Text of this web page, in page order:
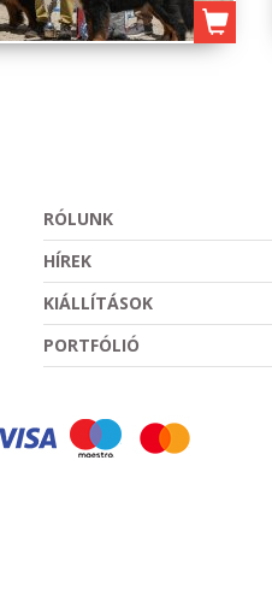
RÓLUNK
HÍREK
KIÁLLÍTÁSOK
PORTFÓLIÓ